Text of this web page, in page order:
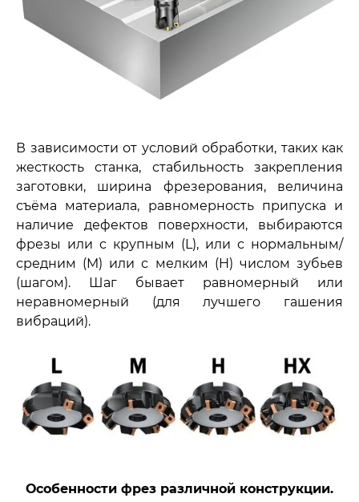
В зависимости от условий обработки, таких как
жесткость станка, стабильность закрепления
заготовки, ширина фрезерования, величина
съёма материала, равномерность припуска и
наличие дефектов поверхности, выбираются
фрезы или с крупным (L), или с нормальным/
средним (M) или с мелким (H) числом зубьев
(шагом). Шаг бывает равномерный или
неравномерный (для лучшего гашения
вибраций).
Особенности фрез различной конструкции.